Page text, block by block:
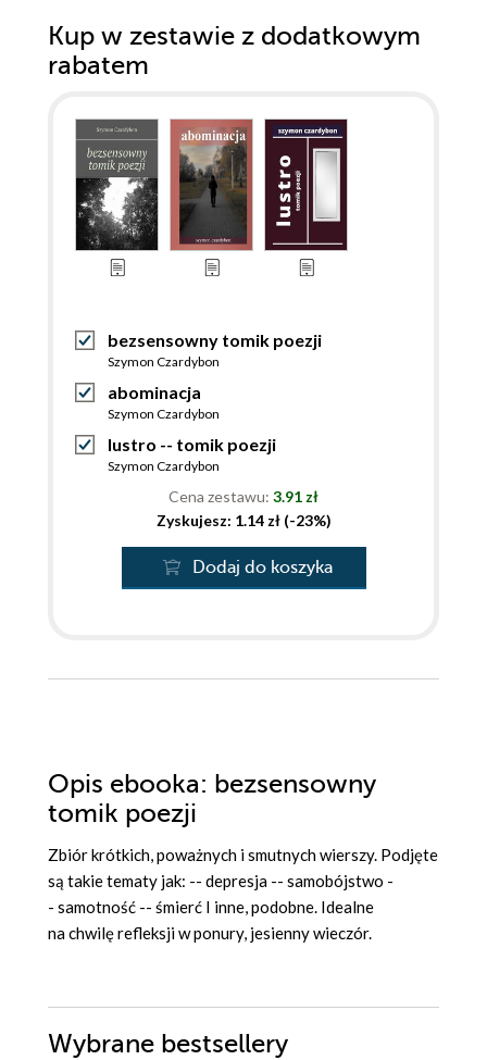
Kup w zestawie z dodatkowym
rabatem
bezsensowny tomik poezji
Szymon Czardybon
abominacja
Szymon Czardybon
lustro -- tomik poezji
Szymon Czardybon
Cena zestawu: 3.91 zł
Zyskujesz: 1.14 zł (-23%)
Dodaj do koszyka
Opis ebooka: bezsensowny
tomik poezji
Zbiór krótkich, poważnych i smutnych wierszy. Podjęte
są takie tematy jak: -- depresja -- samobójstwo -
- samotność -- śmierć I inne, podobne. Idealne
na chwilę refleksji w ponury, jesienny wieczór.
Wybrane bestsellery